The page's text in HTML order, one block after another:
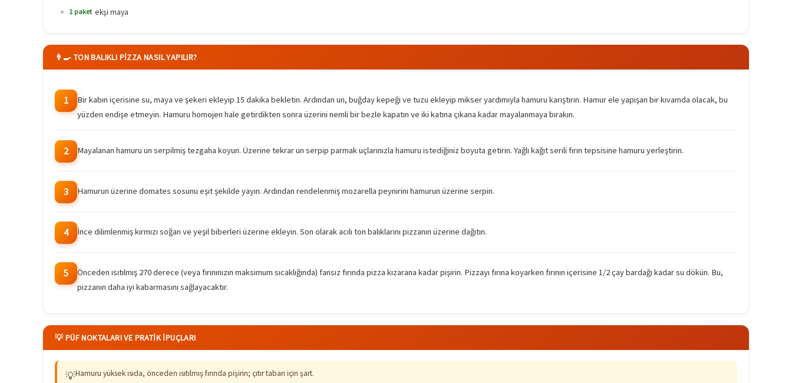
1 paket ekşi maya
👨‍🍳 TON BALIKLI PIZZA NASIL YAPILIR?
1
Bir kabın içerisine su, maya ve şekeri ekleyip 15 dakika bekletin. Ardından un, buğday kepeği ve tuzu ekleyip mikser yardımıyla hamuru karıştırın. Hamur ele yapışan bir kıvamda olacak, bu
yüzden endişe etmeyin. Hamuru homojen hale getirdikten sonra üzerini nemli bir bezle kapatın ve iki katına çıkana kadar mayalanmaya bırakın.
2 Mayalanan hamuru un serpilmiş tezgaha koyun. Üzerine tekrar un serpip parmak uçlarınızla hamuru istediğiniz boyuta getirin. Yağlı kağıt serili fırın tepsisine hamuru yerleştirin.
3 Hamurun üzerine domates sosunu eşit şekilde yayın. Ardından rendelenmiş mozarella peynirini hamurun üzerine serpin.
4 İnce dilimlenmiş kırmızı soğan ve yeşil biberleri üzerine ekleyin. Son olarak acılı ton balıklarını pizzanın üzerine dağıtın.
5
Önceden ısıtılmış 270 derece (veya fırınınızın maksimum sıcaklığında) fansız fırında pizza kızarana kadar pişirin. Pizzayı fırına koyarken fırının içerisine 1/2 çay bardağı kadar su dökün. Bu,
pizzanın daha iyi kabarmasını sağlayacaktır.
💡 PÜF NOKTALARI VE PRATIK İPUÇLARI
💡Hamuru yüksek ısıda, önceden ısıtılmış fırında pişirin; çıtır taban için şart.